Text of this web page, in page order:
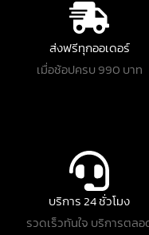
ส่งฟรีทุกออเดอร์
เมื่อช้อปครบ 990 บาท
บริการ 24 ชั่วโมง
รวดเร็วทันใจ บริการตลอ